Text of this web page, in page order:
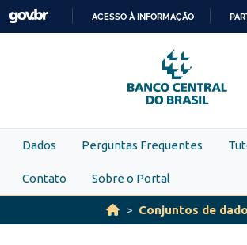
Skip to main content
PARA
O
CONTEÚDO
ACESSO À INFORMAÇÃO
Dados Perguntas Frequentes
Contato Sobre o Portal
Conjuntos de